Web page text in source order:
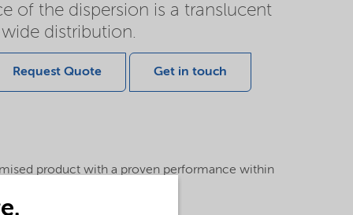
of the dispersion is a translucent
distribution.
Request Quote Get in touch
product with a proven performance within